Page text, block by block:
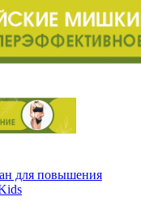
для повышения